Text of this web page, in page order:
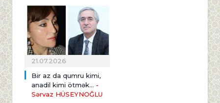
21.07.2026
Bir az da qumru kimi,
anadil kimi ötmək... -
Sərvaz HÜSEYNOĞLU